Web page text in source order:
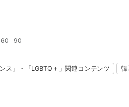
60 90
ス」・「LGBTQ＋」関連コンテンツ 韓